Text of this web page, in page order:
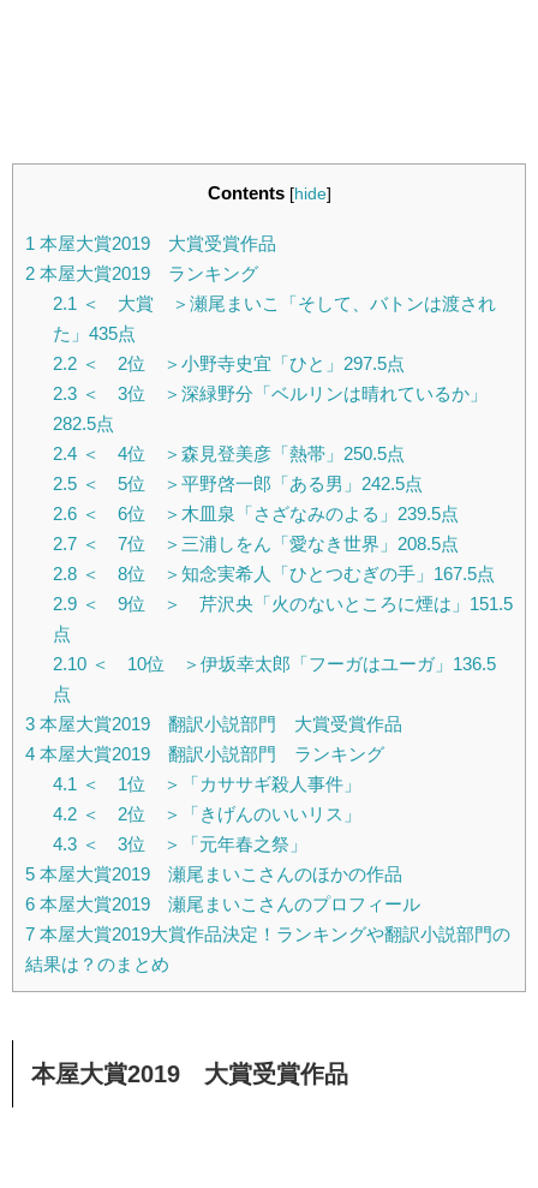
Contents [hide]
1 本屋大賞2019 大賞受賞作品
2 本屋大賞2019 ランキング
2.1 ＜ 大賞 ＞瀬尾まいこ「そして、バトンは渡され
た」435点
2.2＜ 2位 ＞小野寺史宜「ひと」297.5点
2.3＜ 3位 ＞深緑野分「ベルリンは晴れているか」
282.5点
2.4＜ 4位 ＞森見登美彦「熱帯」250.5点
2.5＜ 5位 ＞平野啓一郎「ある男」242.5点
2.6＜ 6位 ＞木皿泉「さざなみのよる」239.5点
2.7＜ 7位 ＞三浦しをん「愛なき世界」208.5点
2.8＜ 8位 ＞知念実希人「ひとつむぎの手」167.5点
2.9＜ 9位 ＞ 芹沢央「火のないところに煙は」151.5
点
2.10＜ 10位 ＞伊坂幸太郎「フーガはユーガ」136.5
点
3 本屋大賞2019 翻訳小説部門 大賞受賞作品
4 本屋大賞2019 翻訳小説部門 ランキング
4.1 ＜ 1位 ＞「カササギ殺人事件」
4.2＜ 2位 ＞「きげんのいいリス」
4.3＜ 3位 ＞「元年春之祭」
5 本屋大賞2019 瀬尾まいこさんのほかの作品
6 本屋大賞2019 瀬尾まいこさんのプロフィール
7 本屋大賞2019大賞作品決定！ランキングや翻訳小説部門の
結果は？のまとめ
本屋大賞2019 大賞受賞作品